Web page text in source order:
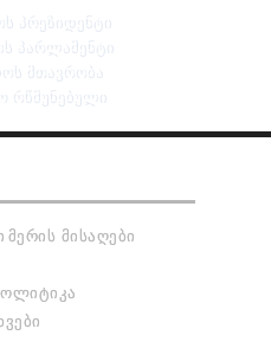
ᲞᲠᲔᲖᲘᲓᲔᲜᲢᲘ
ᲞᲐᲠᲚᲐᲛᲔᲜᲢᲘ
ᲛᲗᲐᲕᲠᲝᲑᲐ
ᲠᲬᲛᲣᲜᲔᲑᲣᲚᲘ
ᲛᲔᲠᲘᲡ ᲛᲘᲡᲐᲦᲔᲑᲘ